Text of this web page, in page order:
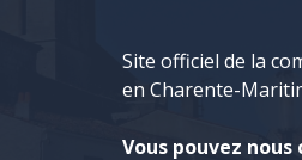
Site officiel de la
en Charente-
Vous pouvez nous